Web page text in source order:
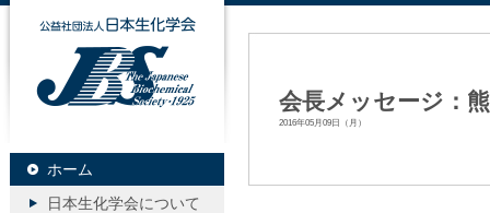
会長メッセージ：
2016年05月09日（月）
公益社団法人日本生化学会
ホーム
日本生化学会について